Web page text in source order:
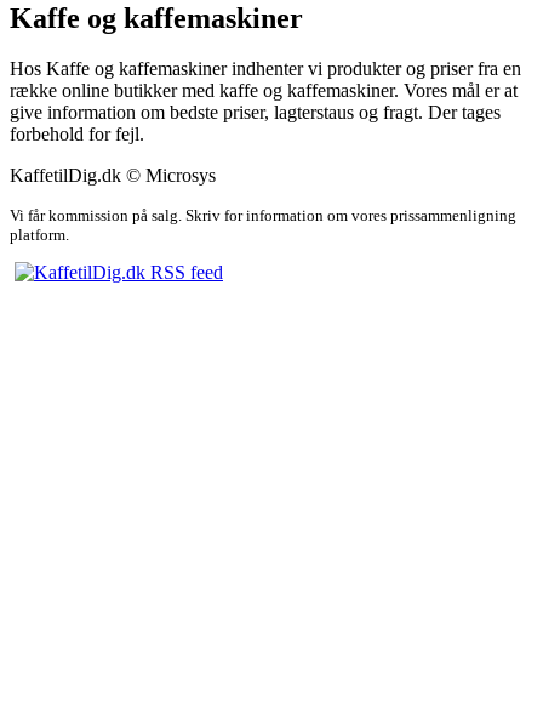
Kaffe og kaffemaskiner
Hos Kaffe og kaffemaskiner indhenter vi produkter og priser fra en
række online butikker med kaffe og kaffemaskiner. Vores mål er at
give information om bedste priser, lagterstaus og fragt. Der tages
forbehold for fejl.
KaffetilDig.dk © Microsys
Vi får kommission på salg. Skriv for information om vores prissammenligning
platform.